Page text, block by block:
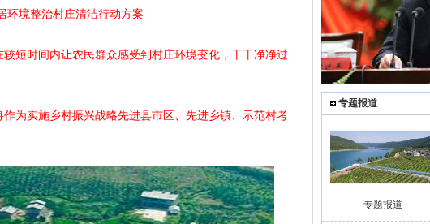
境整治村庄清洁行动方案
时间内让农民群众感受到村庄环境变化，干干净净过
实施乡村振兴战略先进县市区、先进乡镇、示范村考
专题报道
专题报道